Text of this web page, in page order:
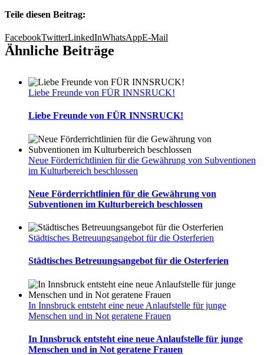
Teile diesen Beitrag:
FacebookTwitterLinkedInWhatsAppE-Mail
Ähnliche Beiträge
Liebe Freunde von FÜR INNSRUCK!
Liebe Freunde von FÜR INNSRUCK!
Neue Förderrichtlinien für die Gewährung von Subventionen
im Kulturbereich beschlossen
Neue Förderrichtlinien für die Gewährung von
Subventionen im Kulturbereich beschlossen
Städtisches Betreuungsangebot für die Osterferien
Städtisches Betreuungsangebot für die Osterferien
In Innsbruck entsteht eine neue Anlaufstelle für junge
Menschen und in Not geratene Frauen
In Innsbruck entsteht eine neue Anlaufstelle für junge
Menschen und in Not geratene Frauen